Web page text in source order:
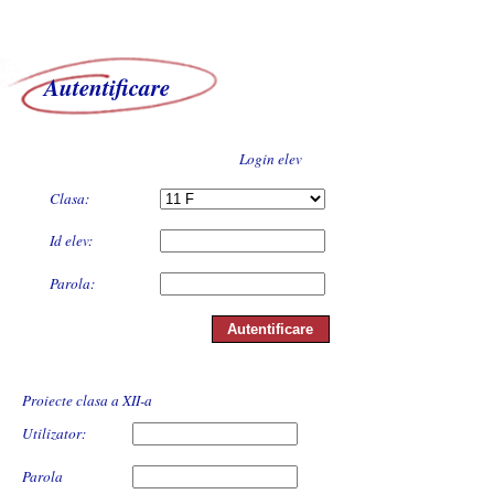
Autentificare
Login elev
Clasa:
Id elev:
Parola:
Autentificare
Proiecte clasa a XII-a
Utilizator:
Parola